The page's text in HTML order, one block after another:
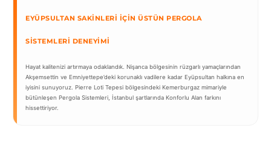
EYÜPSULTAN SAKINLERI İÇIN ÜSTÜN PERGOLA
SISTEMLERI DENEYIMI
Hayat kalitenizi artırmaya odaklandık. Nişanca bölgesinin rüzgarlı yamaçlarından
Akşemsettin ve Emniyettepe’deki korunaklı vadilere kadar Eyüpsultan halkına en
iyisini sunuyoruz. Pierre Loti Tepesi bölgesindeki Kemerburgaz mimariyle
bütünleşen Pergola Sistemleri, İstanbul şartlarında Konforlu Alan farkını
hissettiriyor.